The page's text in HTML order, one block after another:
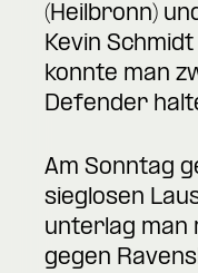
(Heilbronn)
Kevin
konnte man
Defender
Am Sonntag
sieglosen
unterlag man
gegen